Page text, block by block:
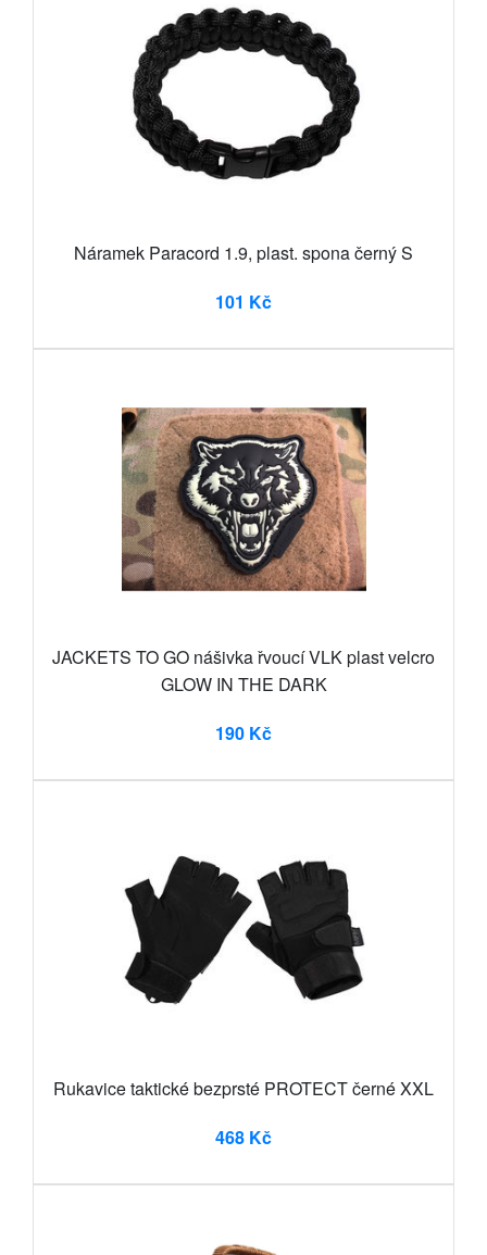
Náramek Paracord 1.9, plast. spona černý S
101 Kč
JACKETS TO GO nášivka řvoucí VLK plast velcro
GLOW IN THE DARK
190 Kč
Rukavice taktické bezprsté PROTECT černé XXL
468 Kč